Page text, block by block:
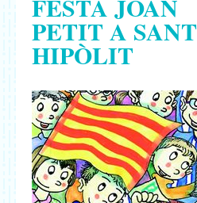
FESTA JOAN
PETIT A SANT
HIPÒLIT